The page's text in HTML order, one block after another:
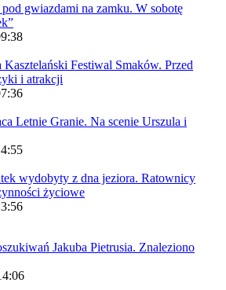
gwiazdami na zamku. W sobotę
Kasztelański Festiwal Smaków. Przed
i atrakcji
Letnie Granie. Na scenie Urszula i
wydobyty z dna jeziora. Ratownicy
życiowe
Jakuba Pietrusia. Znaleziono